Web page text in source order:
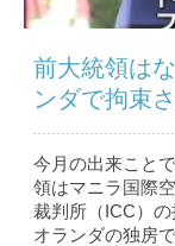
前大統領は
ンダで拘束
今月の出来こと
領はマニラ国際
裁判所（ICC）
オランダの独房